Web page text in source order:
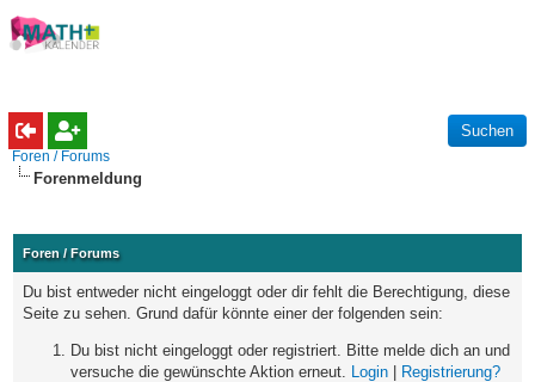
Foren / Forums
Forenmeldung
Foren / Forums
Du bist entweder nicht eingeloggt oder dir fehlt die Berechtigung, diese
Seite zu sehen. Grund dafür könnte einer der folgenden sein:
Du bist nicht eingeloggt oder registriert. Bitte melde dich an und
versuche die gewünschte Aktion erneut. Login | Registrierung?